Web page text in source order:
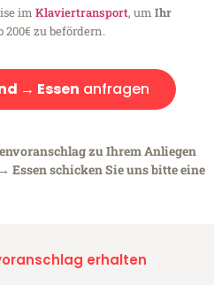
im Klaviertransport, um Ihr
200€ zu befördern.
→ Essen anfragen
zu Ihrem Anliegen
Essen schicken Sie uns bitte eine
erhalten